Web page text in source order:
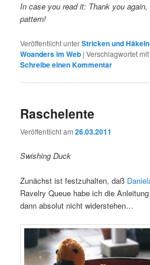
In case you read it: Thank you
pattern!
Veröffentlicht unterStricken und Häkeln
Woanders im Web |Verschlagwortet mit
Schreibe einen Kommentar
Raschelente
Veröffentlicht am26.03.2011
Swishing Duck
Zunächst ist festzuhalten, daß
Ravelry Queue habe ich die
dann absolut nicht widerstehen…